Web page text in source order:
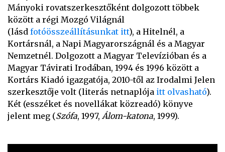
Mányoki rovatszerkesztőként dolgozott többek
között a régi Mozgó Világnál
(lásd fotóösszeállításunkat itt), a Hitelnél, a
Kortársnál, a Napi Magyarországnál és a Magyar
Nemzetnél. Dolgozott a Magyar Televízióban és a
Magyar Távirati Irodában, 1994 és 1996 között a
Kortárs Kiadó igazgatója, 2010-től az Irodalmi Jelen
szerkesztője volt (literás netnaplója itt olvasható).
Két (esszéket és novellákat közreadó) könyve
jelent meg (Szófa, 1997, Álom-katona, 1999).